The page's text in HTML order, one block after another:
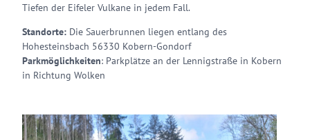
Tiefen der Eifeler Vulkane in jedem Fall.
Standorte: Die Sauerbrunnen liegen entlang des
Hohesteinsbach 56330 Kobern-Gondorf
Parkmöglichkeiten: Parkplätze an der Lennigstraße in Kobern
in Richtung Wolken